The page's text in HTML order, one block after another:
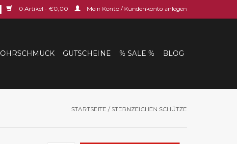
0 Artikel - €0,00 Mein Konto / Kundenkonto anlegen
OHRSCHMUCK GUTSCHEINE % SALE % BLOG
STARTSEITE / STERNZEICHEN SCHÜTZE